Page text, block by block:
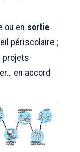
ou en sortie
périscolaire ;
projets
en accord